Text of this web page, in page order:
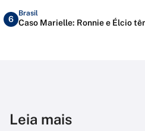
6
Brasil
Caso Marielle: Ronnie e Élcio
Leia mais